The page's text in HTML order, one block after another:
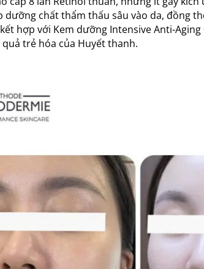
dưỡng chất thẩm thấu sâu vào da, đồng
hợp với Kem dưỡng Intensive Anti-
trẻ hóa của Huyết thanh.